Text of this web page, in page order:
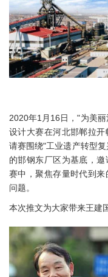
2020年1月16日，"为美
设计大赛在河北邯郸拉
请赛围绕"工业遗产转型
的邯钢东厂区为基底，
赛中，聚焦存量时代到
问题。
本次推文为大家带来王建